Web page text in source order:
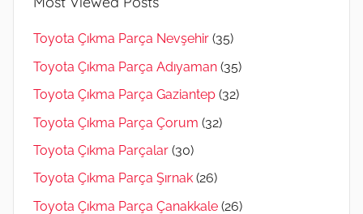
Toyota Çıkma Parça Nevşehir (35)
Toyota Çıkma Parça Adıyaman (35)
Toyota Çıkma Parça Gaziantep (32)
Toyota Çıkma Parça Çorum (32)
Toyota Çıkma Parçalar (30)
Toyota Çıkma Parça Şırnak (26)
Toyota Çıkma Parça Çanakkale (26)